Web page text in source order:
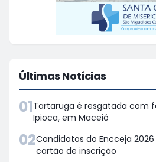
Últimas Notícias
01Tartaruga é resgatada com
Ipioca, em Maceió
02Candidatos do Encceja
cartão de inscrição